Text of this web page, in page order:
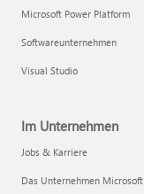
Microsoft Power Platform
Softwareunternehmen
Visual Studio
Im Unternehmen
Jobs & Karriere
Das Unternehmen Microsoft